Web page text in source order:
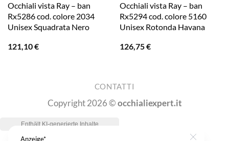
Occhiali vista Ray – ban
Rx5286 cod. colore 2034
Unisex Squadrata Nero
121,10€
Occhiali vista Ray – ban
Rx5294 cod. colore 5160
Unisex Rotonda Havana
126,75€
CONTATTI
Copyright 2026 ©occhialiexpert.it
Anzeige*